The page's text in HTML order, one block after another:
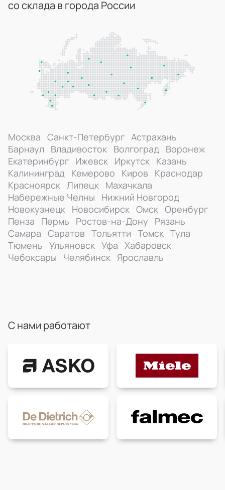
со склада в города России
Москва Санкт-Петербург Астрахань
Барнаул
Владивосток Волгоград Воронеж
Екатеринбург Ижевск Иркутск Казань
Калининград Кемерово Киров
Краснодар
Красноярск Липецк Махачкала
Набережные Челны
Нижний Новгород
Новокузнецк Новосибирск Омск Оренбург
Пенза
Пермь Ростов-на-Дону
Рязань
Самара Саратов Тольятти Томск Тула
Тюмень Ульяновск Уфа Хабаровск
Чебоксары
Челябинск Ярославль
С нами работают